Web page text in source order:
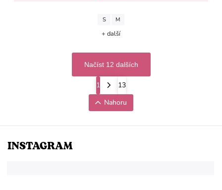
S M
+ další
Načíst 12 dalších
1
13
Nahoru
INSTAGRAM